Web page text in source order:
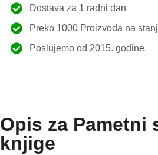
Dostava za 1 radni dan
Preko 1000 Proizvoda na
Poslujemo od 2015. godine.
Opis za Pametni
knjige